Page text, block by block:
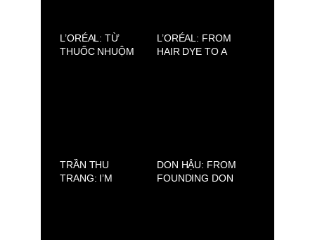
L’ORÉAL: TỪ
THUỐC NHUỘM
L’ORÉAL: FROM
HAIR DYE TO A
TRẦN THU
TRANG: I’M
DON HẬU: FROM
FOUNDING DON